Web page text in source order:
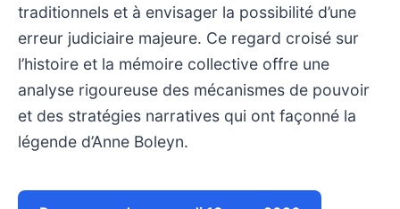
traditionnels et à envisager la possibilité d’une
erreur judiciaire majeure. Ce regard croisé sur
l’histoire et la mémoire collective offre une
analyse rigoureuse des mécanismes de pouvoir
et des stratégies narratives qui ont façonné la
légende d’Anne Boleyn.